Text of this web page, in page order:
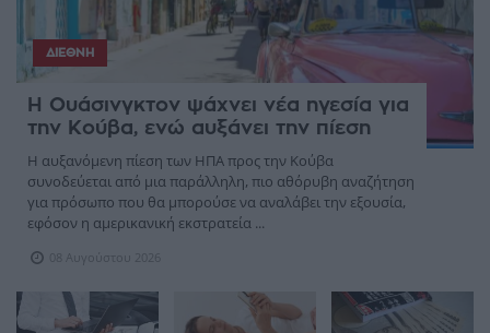
ΔΙΕΘΝΉ
Η Ουάσινγκτον ψάχνει νέα ηγεσία για
την Κούβα, ενώ αυξάνει την πίεση
Η αυξανόμενη πίεση των ΗΠΑ προς την Κούβα
συνοδεύεται από μια παράλληλη, πιο αθόρυβη αναζήτηση
για πρόσωπο που θα μπορούσε να αναλάβει την εξουσία,
εφόσον η αμερικανική εκστρατεία ...
08 Αυγούστου 2026